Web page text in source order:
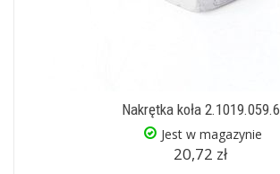
Nakrętka koła 2.1019.059.6
Jest w magazynie
20,72 zł